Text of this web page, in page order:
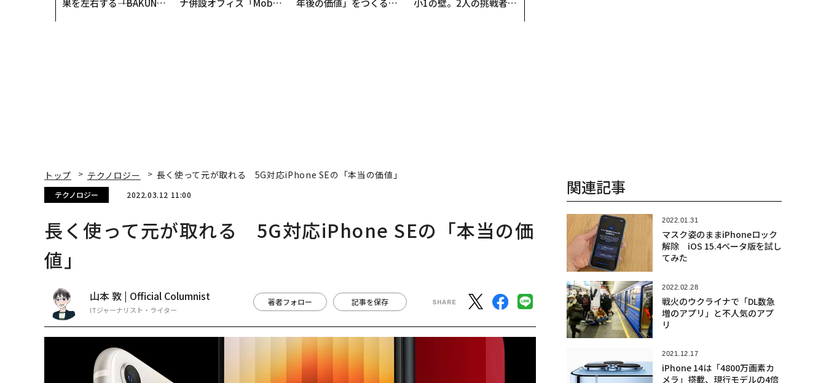
果を左右する――「BAKUN
ナ併設オフィス「Mobiu
年後の価値」をつくる─
小1の壁。2人の挑戦者が
トップ テクノロジー 長く使って元が取れる 5G対応iPhone SEの「本当の価値」
テクノロジー 2022.03.12 11:00
長く使って元が取れる 5G対応iPhone SEの「本当の価
値」
山本 敦 | Official Columnist
ITジャーナリスト・ライター
著者フォロー 記事を保存
関連記事
2022.01.31
マスク姿のままiPhoneロック
解除 iOS 15.4ベータ版を試し
てみた
2022.02.28
戦火のウクライナで「DL数急
増のアプリ」と不人気のアプ
リ
2021.12.17
iPhone 14は「4800万画素カ
メラ」搭載、現行モデルの4倍